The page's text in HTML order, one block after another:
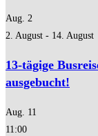
Aug. 2
2. August - 14. August
13-tägige
ausgebucht!
Aug. 11
11:00